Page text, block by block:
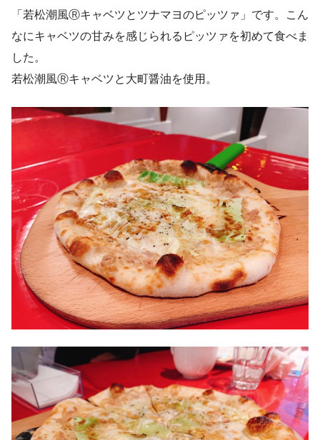
「若松潮風Ⓡキャベツとツナマヨのピッツァ」です。こん
なにキャベツの甘みを感じられるピッツァを初めて食べま
した。
若松潮風Ⓡキャベツと大町醤油を使用。